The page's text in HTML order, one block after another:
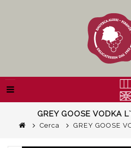
GREY GOOSE VODKA
Cerca GREY GOOSE